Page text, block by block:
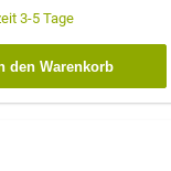
3-5 Tage
den Warenkorb